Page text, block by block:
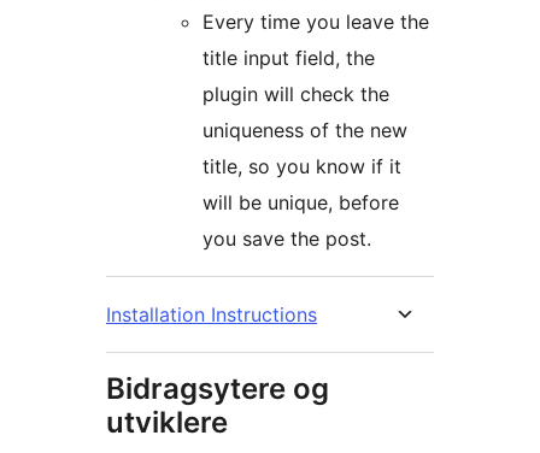
Every time you leave the
title input field, the
plugin will check the
uniqueness of the new
title, so you know if it
will be unique, before
you save the post.
Installation Instructions
Bidragsytere og
utviklere